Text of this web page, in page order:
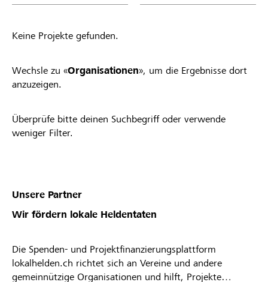
Keine Projekte gefunden.
Wechsle zu «Organisationen», um die Ergebnisse dort
anzuzeigen.
Überprüfe bitte deinen Suchbegriff oder verwende
weniger Filter.
Unsere Partner
Wir fördern lokale Heldentaten
Die Spenden- und Projektfinanzierungsplattform
lokalhelden.ch richtet sich an Vereine und andere
gemeinnützige Organisationen und hilft, Projekte